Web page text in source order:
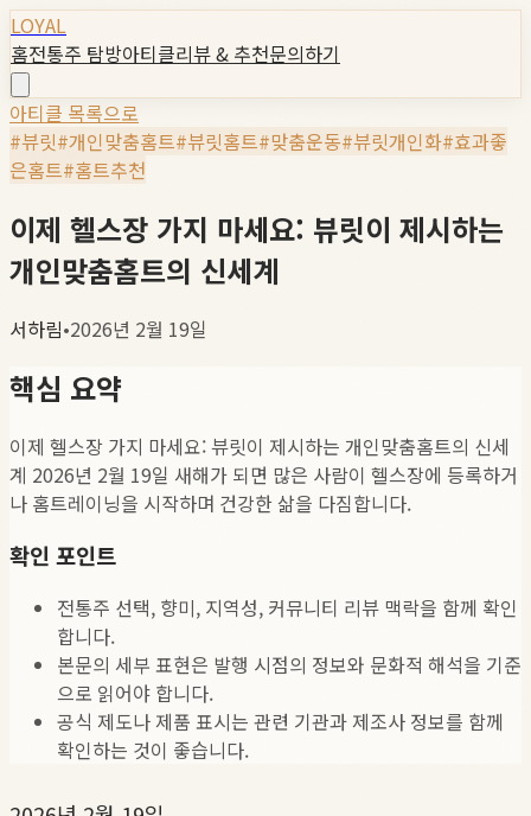
LOYAL
홈전통주 탐방아티클리뷰 & 추천문의하기
아티클 목록으로
#뷰릿#개인맞춤홈트#뷰릿홈트#맞춤운동#뷰릿개인화#효과좋
은홈트#홈트추천
이제 헬스장 가지 마세요: 뷰릿이 제시하는
개인맞춤홈트의 신세계
서하림•2026년 2월 19일
핵심 요약
이제 헬스장 가지 마세요: 뷰릿이 제시하는 개인맞춤홈트의 신세
계 2026년 2월 19일 새해가 되면 많은 사람이 헬스장에 등록하거
나 홈트레이닝을 시작하며 건강한 삶을 다짐합니다.
확인 포인트
전통주 선택, 향미, 지역성, 커뮤니티 리뷰 맥락을 함께 확인
합니다.
본문의 세부 표현은 발행 시점의 정보와 문화적 해석을 기준
으로 읽어야 합니다.
공식 제도나 제품 표시는 관련 기관과 제조사 정보를 함께
확인하는 것이 좋습니다.